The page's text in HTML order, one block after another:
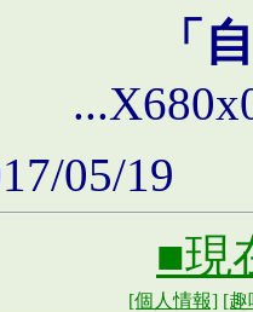
「
05/19
■現
[個人情報] [趣